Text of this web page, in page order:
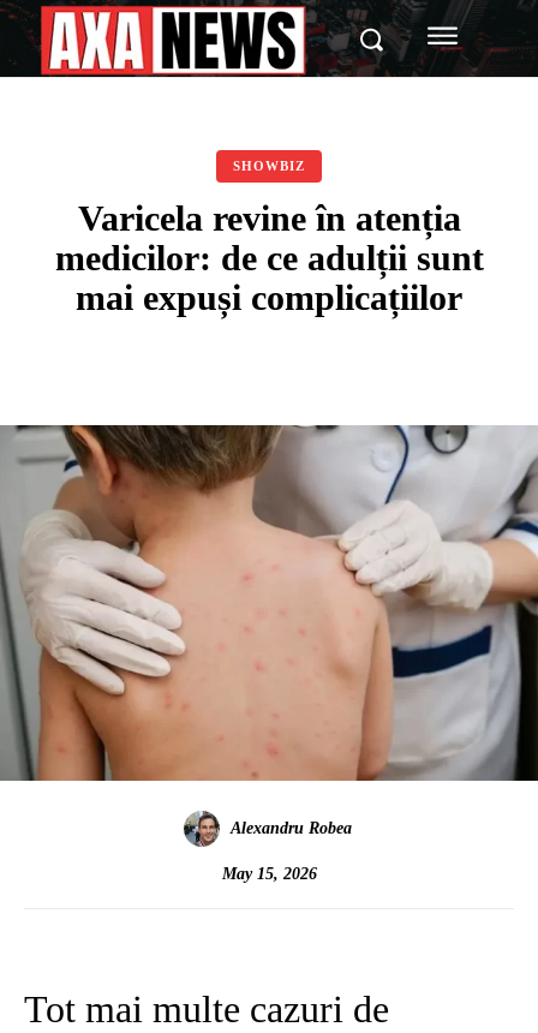
SHOWBIZ
Varicela revine în atenția
medicilor: de ce adulții sunt
mai expuși complicațiilor
Alexandru Robea
May 15, 2026
Tot mai multe cazuri de